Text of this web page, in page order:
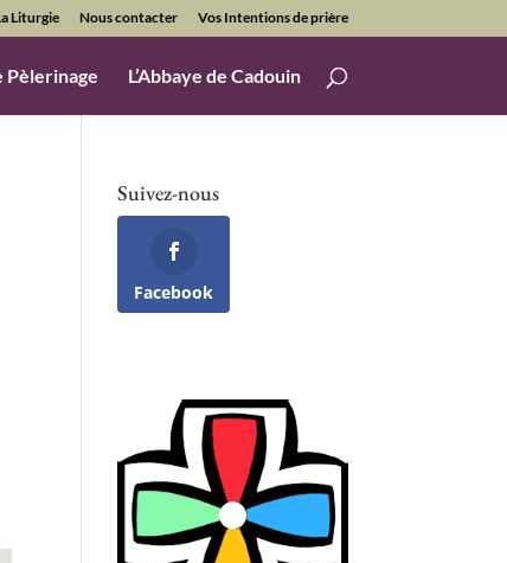
Liturgie Nous contacter Vos Intentions de prière
Pèlerinage L’Abbaye de Cadouin
Suivez-nous
Facebook